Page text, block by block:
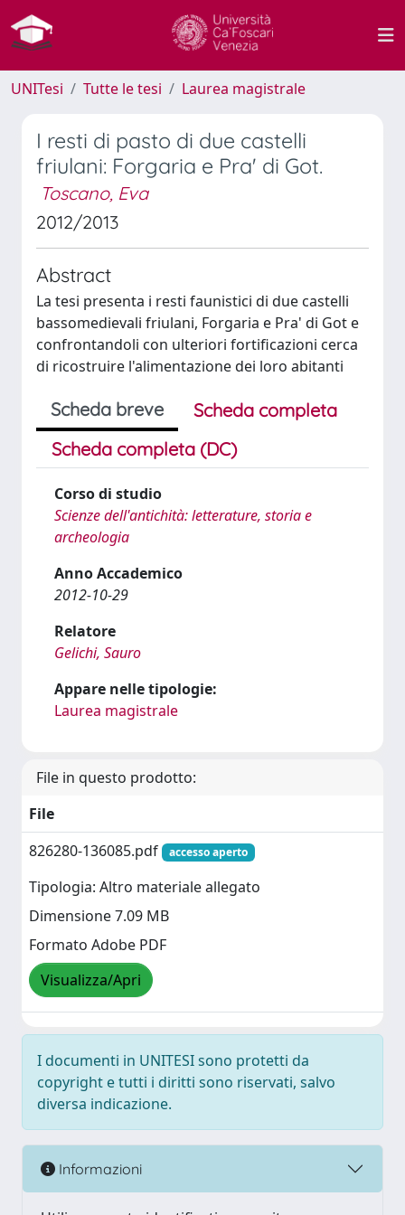
UNITesi Tutte le tesi Laurea magistrale
I resti di pasto di due castelli
friulani: Forgaria e Pra' di Got.
Toscano, Eva
2012/2013
Abstract
La tesi presenta i resti faunistici di due castelli
bassomedievali friulani, Forgaria e Pra' di Got e
confrontandoli con ulteriori fortificazioni cerca
di ricostruire l'alimentazione dei loro abitanti
Scheda breve
Scheda completa
Scheda completa (DC)
Corso di studio
Scienze dell'antichità: letterature, storia e
archeologia
Anno Accademico
2012-10-29
Relatore
Gelichi, Sauro
Appare nelle tipologie:
Laurea magistrale
File in questo prodotto:
File
826280-136085.pdf
accesso aperto
Tipologia: Altro materiale allegato
Dimensione 7.09 MB
Formato Adobe PDF
Visualizza/Apri
I documenti in UNITESI sono protetti da
copyright e tutti i diritti sono riservati, salvo
diversa indicazione.
Informazioni